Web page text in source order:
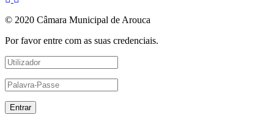
© 2020 Câmara Municipal de Arouca
Por favor entre com as suas credenciais.